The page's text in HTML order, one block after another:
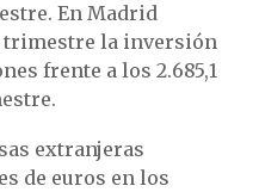
En Madrid
trimestre la inversión
frente a los 2.685,1
extranjeras
de euros en los